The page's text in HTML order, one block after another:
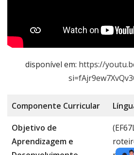
disponível em: https://
Componente Curricular
Objetivo de
Aprendizagem e